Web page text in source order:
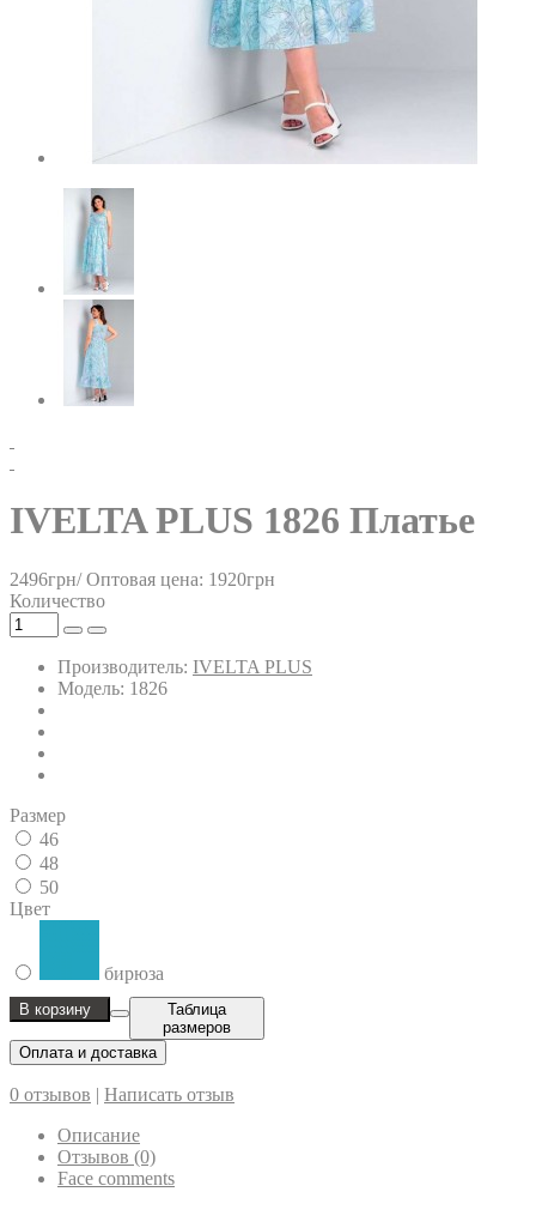
IVELTA PLUS 1826 Платье
2496грн/ Оптовая цена: 1920грн
Количество
Производитель: IVELTA PLUS
Модель: 1826
Размер
46
48
50
Цвет
бирюза
В корзину
Таблица
размеров
Оплата и доставка
0 отзывов | Написать отзыв
Описание
Отзывов (0)
Face comments